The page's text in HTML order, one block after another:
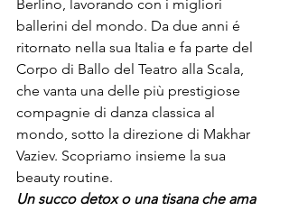
Berlino, lavorando con i migliori
ballerini del mondo. Da due anni é
ritornato nella sua Italia e fa parte del
Corpo di Ballo del Teatro alla Scala,
che vanta una delle più prestigiose
compagnie di danza classica al
mondo, sotto la direzione di Makhar
Vaziev. Scopriamo insieme la sua
beauty routine.
Un succo detox o una tisana che ama